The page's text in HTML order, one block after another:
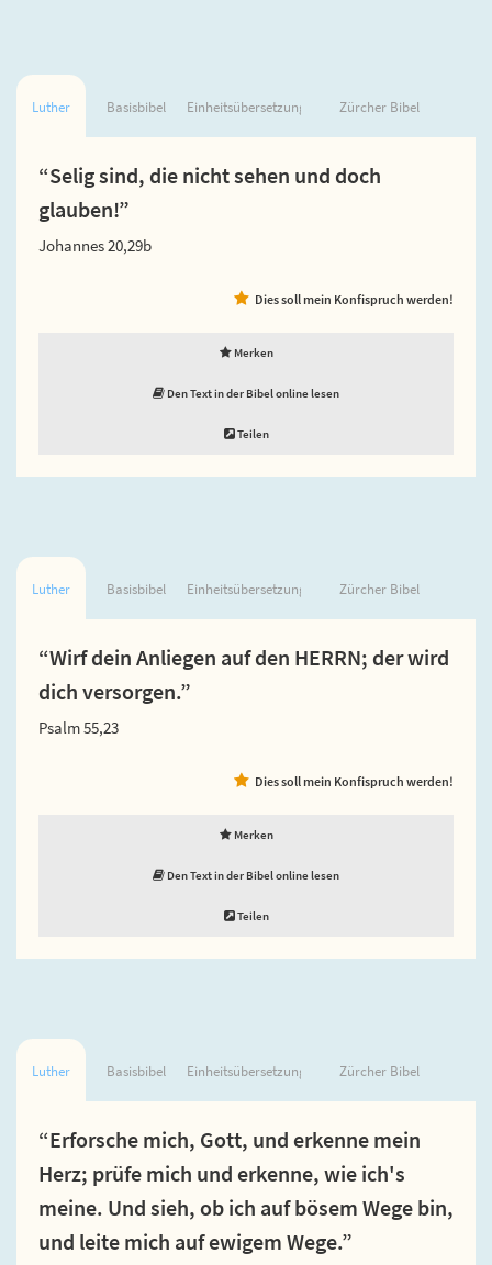
Luther Basisbibel Einheitsübersetzung Zürcher Bibel
“Selig sind, die nicht sehen und doch
glauben!”
Johannes 20,29b
Dies soll mein Konfispruch werden!
Merken
Den Text in der Bibel online lesen
Teilen
Luther Basisbibel Einheitsübersetzung Zürcher Bibel
“Wirf dein Anliegen auf den HERRN; der wird
dich versorgen.”
Psalm 55,23
Dies soll mein Konfispruch werden!
Merken
Den Text in der Bibel online lesen
Teilen
Luther Basisbibel Einheitsübersetzung Zürcher Bibel
“Erforsche mich, Gott, und erkenne mein
Herz; prüfe mich und erkenne, wie ich's
meine. Und sieh, ob ich auf bösem Wege bin,
und leite mich auf ewigem Wege.”